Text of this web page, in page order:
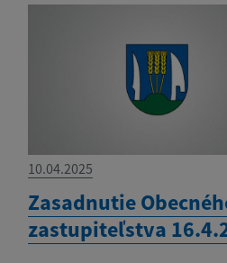
10.04.2025
Zasadnutie
zastupiteľstva